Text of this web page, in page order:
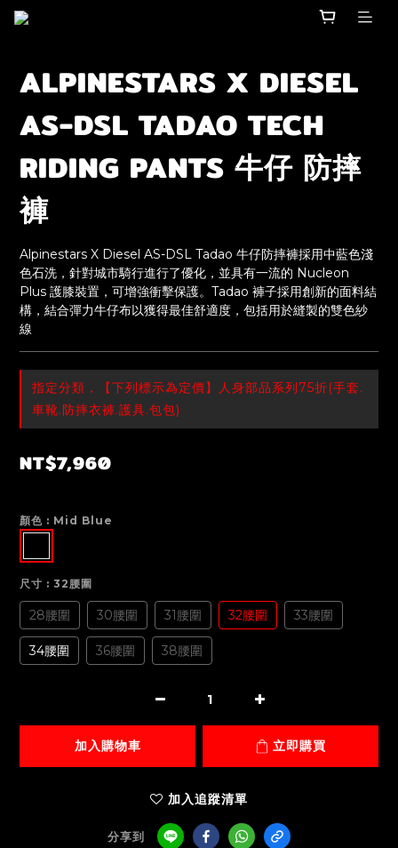
ALPINESTARS X DIESEL
AS-DSL TADAO TECH
RIDING PANTS 牛仔 防摔
褲
Alpinestars X Diesel AS-DSL Tadao 牛仔防摔褲採用中藍色淺
色石洗，針對城市騎行進行了優化，並具有一流的 Nucleon
Plus 護膝裝置，可增強衝擊保護。Tadao 褲子採用創新的面料結
構，結合彈力牛仔布以獲得最佳舒適度，包括用於縫製的雙色紗
線
指定分類，【下列標示為定價】人身部品系列75折(手套.
車靴.防摔衣褲.護具.包包)
NT$7,960
顏色 : Mid Blue
尺寸 : 32腰圍
28腰圍 30腰圍 31腰圍 32腰圍 33腰圍
34腰圍 36腰圍 38腰圍
加入購物車 立即購買
加入追蹤清單
分享到